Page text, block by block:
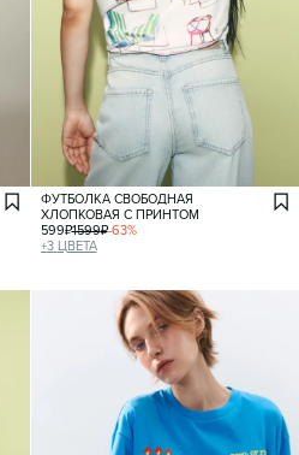
ФУТБОЛКА СВОБОДНАЯ
ХЛОПКОВАЯ С ПРИНТОМ
599₽1599₽-63%
+3 ЦВЕТА